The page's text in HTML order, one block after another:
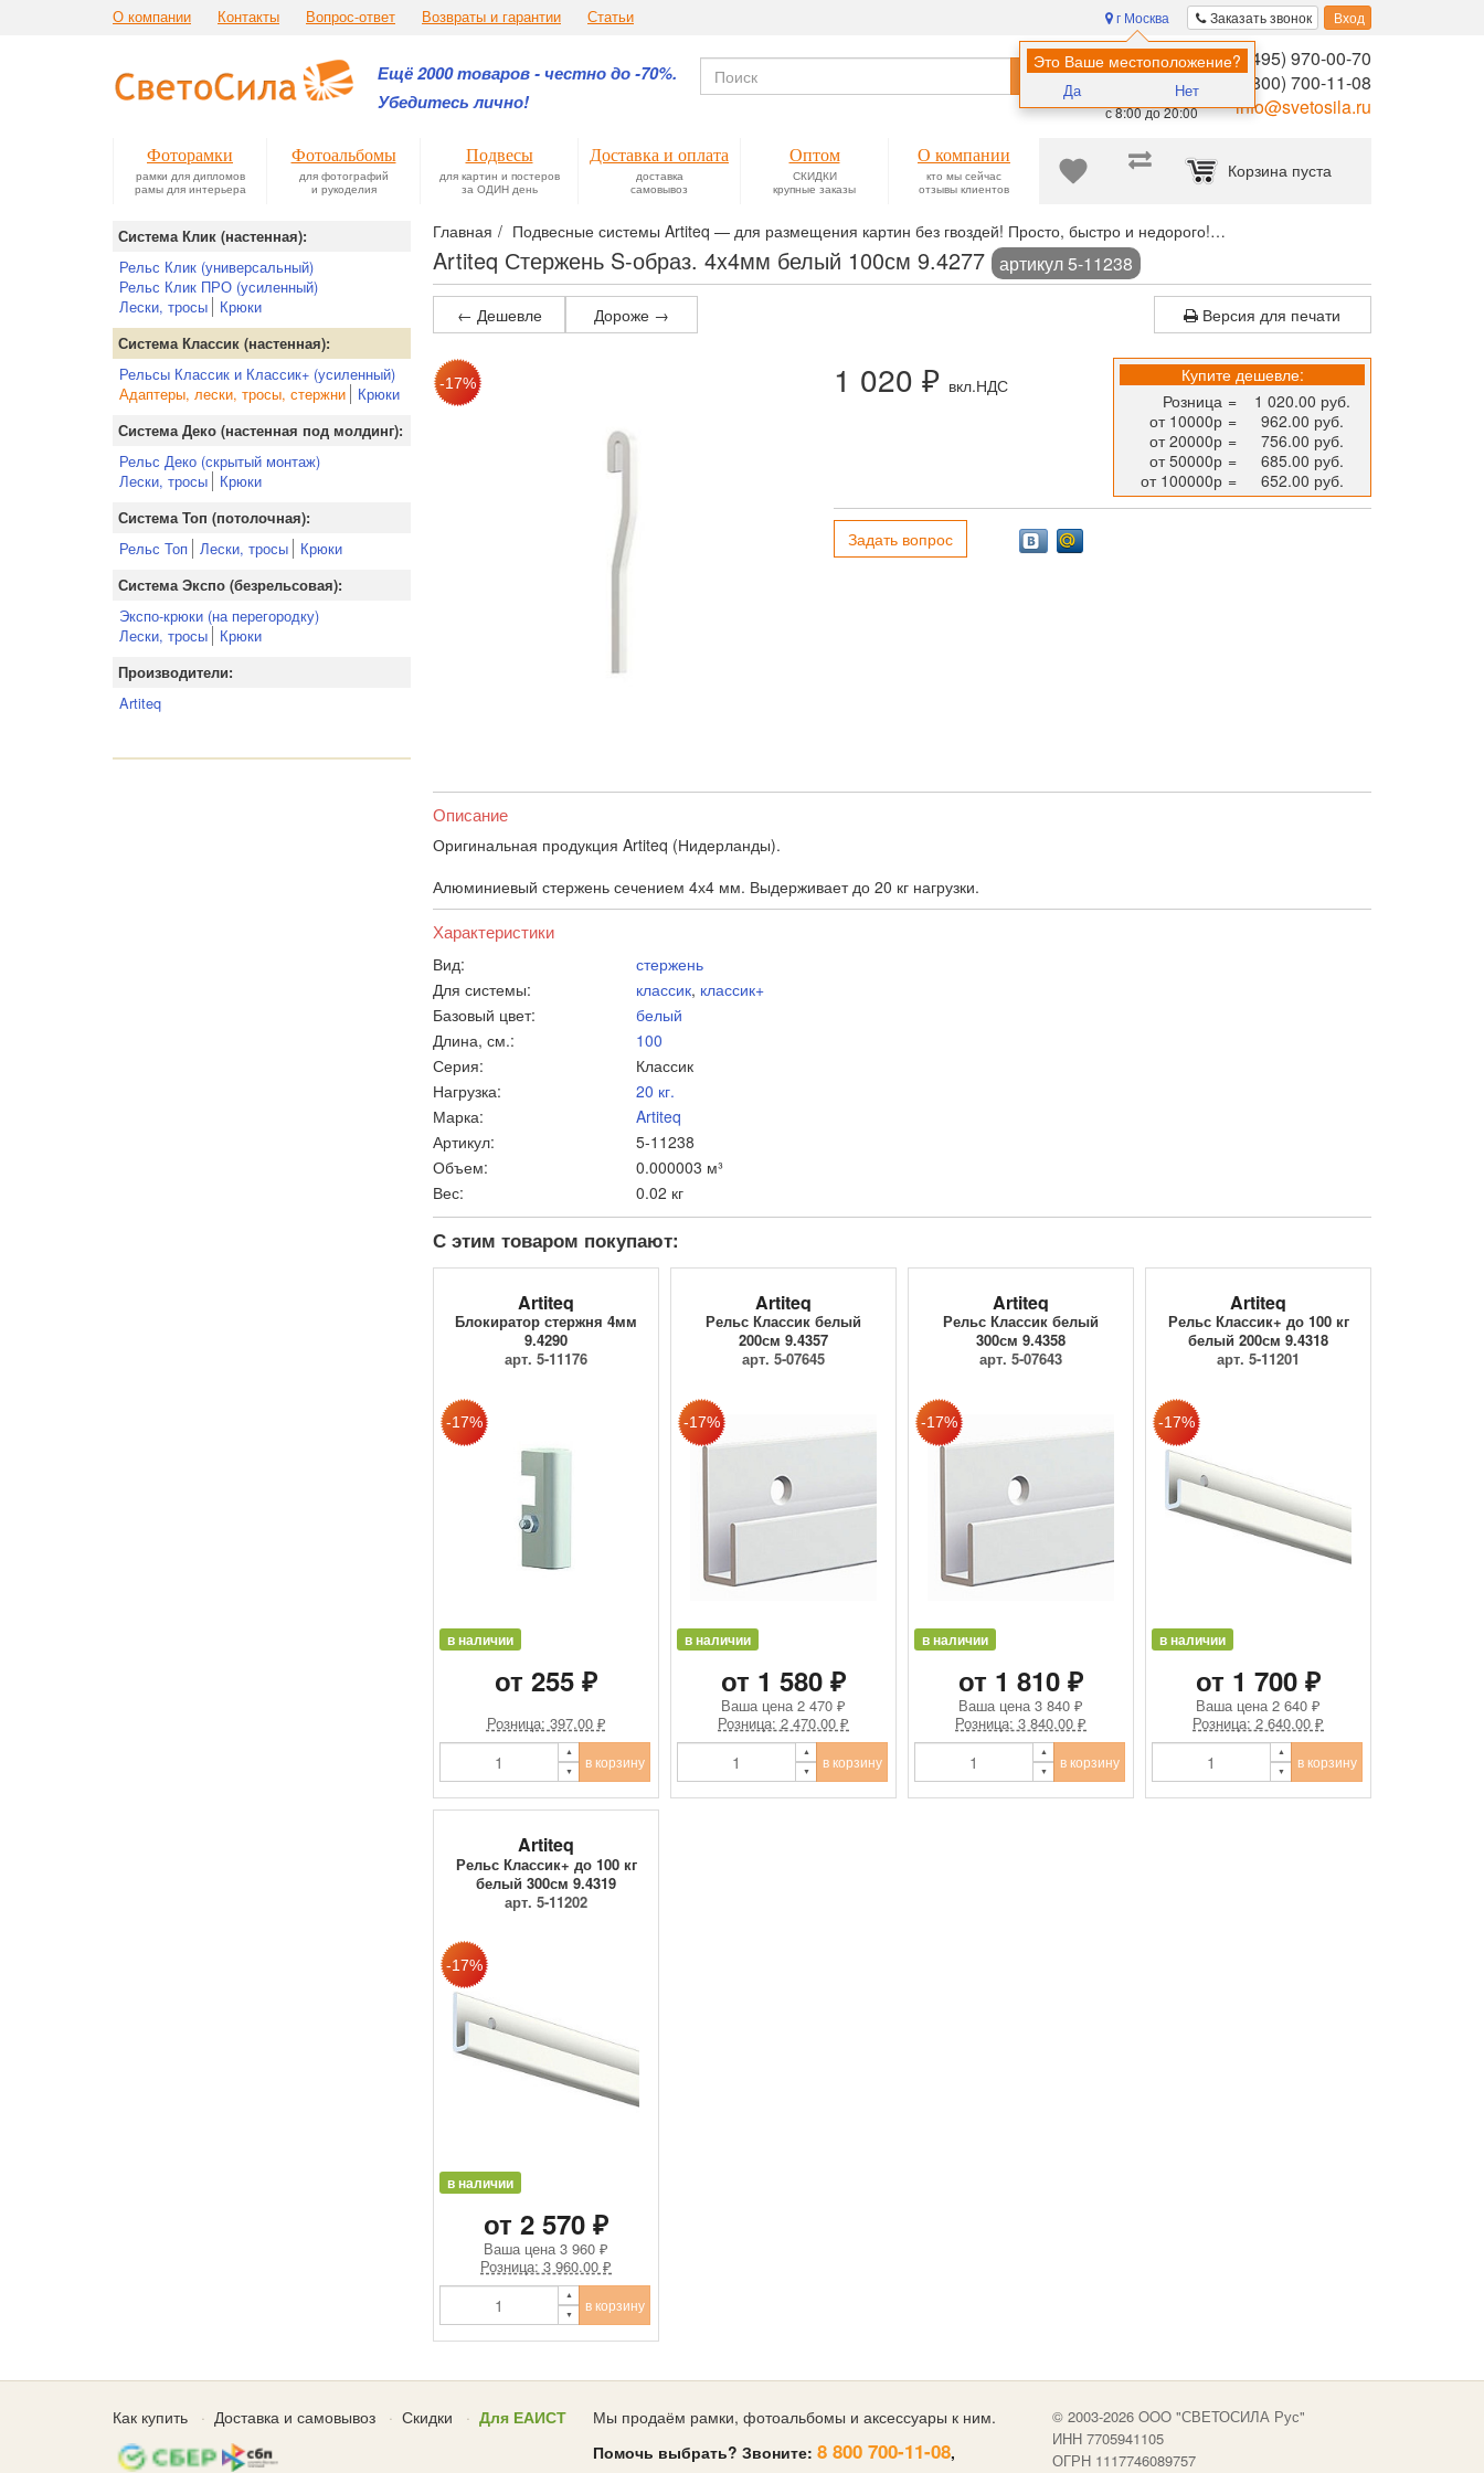
О компании Контакты Вопрос-ответ Возвраты и гарантии Статьи Заказать звонок Вход
г Москва
Это Ваше местоположение?
Да Нет
Ещё 2000 товаров - честно до -70%.
Убедитесь лично!
Помощь в
выборе:
Ежедневно,
с 8:00 до 20:00
8 (495) 970-00-70
8 (800) 700-11-08
info@svetosila.ru
Найти
Корзина пуста
Фоторамки
рамки для дипломов
рамы для интерьера
Фотоальбомы
для фотографий
и рукоделия
Подвесы
для картин и постеров
за ОДИН день
Доставка и оплата
доставка
самовывоз
Оптом
СКИДКИ
крупные заказы
О компании
кто мы сейчас
отзывы клиентов
Главная Подвесные системы Artiteq — для размещения картин без гвоздей! Просто, быстро и недорого!
Artiteq Стержень S-образ. 4x4мм белый 100см 9.4277 артикул 5-11238
Система Клик (настенная):
Рельс Клик (универсальный)
Рельс Клик ПРО (усиленный)
Лески, тросы
Крюки
Система Классик (настенная):
Рельсы Классик и Классик+ (усиленный)
Адаптеры, лески, тросы, стержни
Крюки
Система Деко (настенная под молдинг):
Рельс Деко (скрытый монтаж)
Лески, тросы
Крюки
Система Топ (потолочная):
Рельс Топ Лески, тросы Крюки
Система Экспо (безрельсовая):
Экспо-крюки (на перегородку)
Лески, тросы
Крюки
Производители:
Artiteq
← Дешевле Дороже → Версия для печати
1 020 ₽ вкл.НДС
Купите дешевле:
Розница =
1 020.00 руб.
от 10000р =
962.00 руб.
от 20000р =
756.00 руб.
от 50000р =
685.00 руб.
от 100000р = 652.00 руб.
Задать вопрос
Описание
Оригинальная продукция Artiteq (Нидерланды).
Алюминиевый стержень сечением 4х4 мм. Выдерживает до 20 кг нагрузки.
Характеристики
Вид:
стержень
Для системы:
классик, классик+
Базовый цвет:
белый
Длина, см.:
100
Серия:
Классик
Нагрузка:
20 кг.
Марка:
Artiteq
Артикул:
5-11238
Объем:
0.000003 м³
Вес:
0.02 кг
С этим товаром покупают:
Artiteq
Блокиратор стержня 4мм
9.4290
арт. 5-11176
в наличии
от 255 ₽
Розница: 397.00 ₽
в корзину
Artiteq
Рельс Классик белый
200см 9.4357
арт. 5-07645
в наличии
от 1 580 ₽
Ваша цена2 470 ₽
Розница: 2 470.00 ₽
в корзину
Artiteq
Рельс Классик белый
300см 9.4358
арт. 5-07643
в наличии
от 1 810 ₽
Ваша цена3 840 ₽
Розница: 3 840.00 ₽
в корзину
Artiteq
Рельс Классик+ до 100 кг
белый 200см 9.4318
арт. 5-11201
в наличии
от 1 700 ₽
Ваша цена2 640 ₽
Розница: 2 640.00 ₽
в корзину
Artiteq
Рельс Классик+ до 100 кг
белый 300см 9.4319
арт. 5-11202
в наличии
от 2 570 ₽
Ваша цена3 960 ₽
Розница: 3 960.00 ₽
в корзину
Как купить Доставка и самовывоз Скидки Для ЕАИСТ
Мы продаём рамки, фотоальбомы и аксессуары к ним.
Помочь выбрать? Звоните: 8 800 700-11-08,
© 2003-2026 OOO "СВЕТОСИЛА Рус"
ИНН 7705941105
ОГРН 1117746089757